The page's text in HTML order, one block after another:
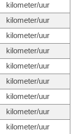
kilometer/uur
kilometer/uur
kilometer/uur
kilometer/uur
kilometer/uur
kilometer/uur
kilometer/uur
kilometer/uur
kilometer/uur